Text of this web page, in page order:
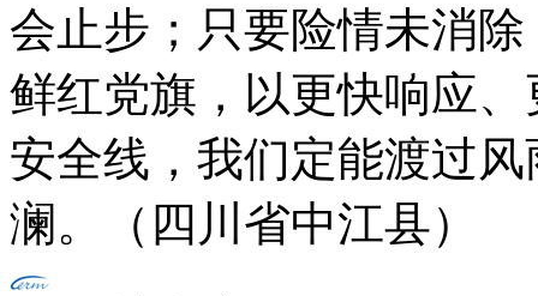
会止步；只要险情未消
鲜红党旗，以更快响应
安全线，我们定能渡过
澜。（四川省中江县）